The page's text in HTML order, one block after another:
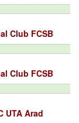
Club FCSB
Club FCSB
UTA Arad